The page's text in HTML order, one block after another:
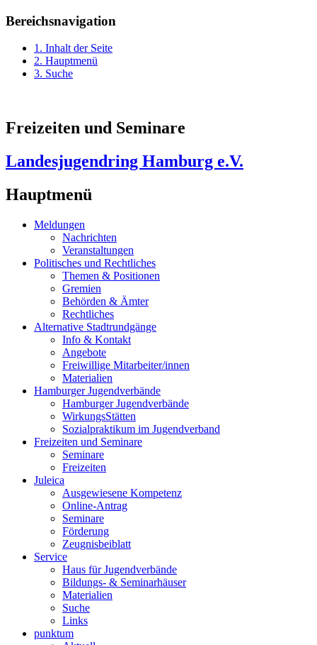
Bereichsnavigation
1. Inhalt der Seite
2. Hauptmenü
3. Suche
Freizeiten und Seminare
Landesjugendring Hamburg e.V.
Hauptmenü
Meldungen
Nachrichten
Veranstaltungen
Politisches und Rechtliches
Themen & Positionen
Gremien
Behörden & Ämter
Rechtliches
Alternative Stadtrundgänge
Info & Kontakt
Angebote
Freiwillige Mitarbeiter/innen
Materialien
Hamburger Jugendverbände
Hamburger Jugendverbände
WirkungsStätten
Sozialpraktikum im Jugendverband
Freizeiten und Seminare
Seminare
Freizeiten
Juleica
Ausgewiesene Kompetenz
Online-Antrag
Seminare
Förderung
Zeugnisbeiblatt
Service
Haus für Jugendverbände
Bildungs- & Seminarhäuser
Materialien
Suche
Links
punktum